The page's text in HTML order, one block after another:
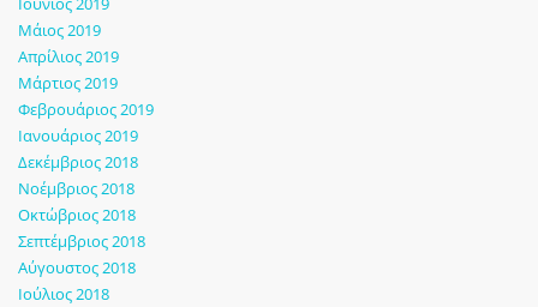
Μάιος 2019
Απρίλιος 2019
Μάρτιος 2019
Φεβρουάριος 2019
Ιανουάριος 2019
Δεκέμβριος 2018
Νοέμβριος 2018
Οκτώβριος 2018
Σεπτέμβριος 2018
Αύγουστος 2018
Ιούλιος 2018